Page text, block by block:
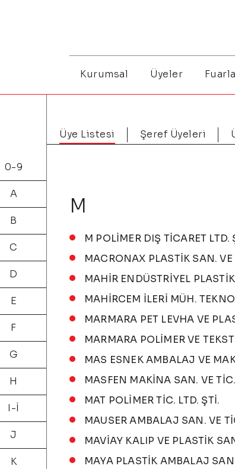
Kurumsal Üyeler
0-9
A
B
C
D
E
F
G
H
I-İ
J
K
Üye Listesi Şeref Üyeleri
M
M POLİMER DIŞ TİCARET LTD.
MACRONAX PLASTİK SAN. VE
MAHİR ENDÜSTRİYEL
MAHİRCEM İLERİ MÜH.
MARMARA PET LEVHA VE
MARMARA POLİMER VE
MAS ESNEK AMBALAJ VE
MASFEN MAKİNA SAN. VE
MAT POLİMER TİC. LTD. ŞTİ.
MAUSER AMBALAJ SAN. VE
MAVİAY KALIP VE PLASTİK
MAYA PLASTİK AMBALAJ